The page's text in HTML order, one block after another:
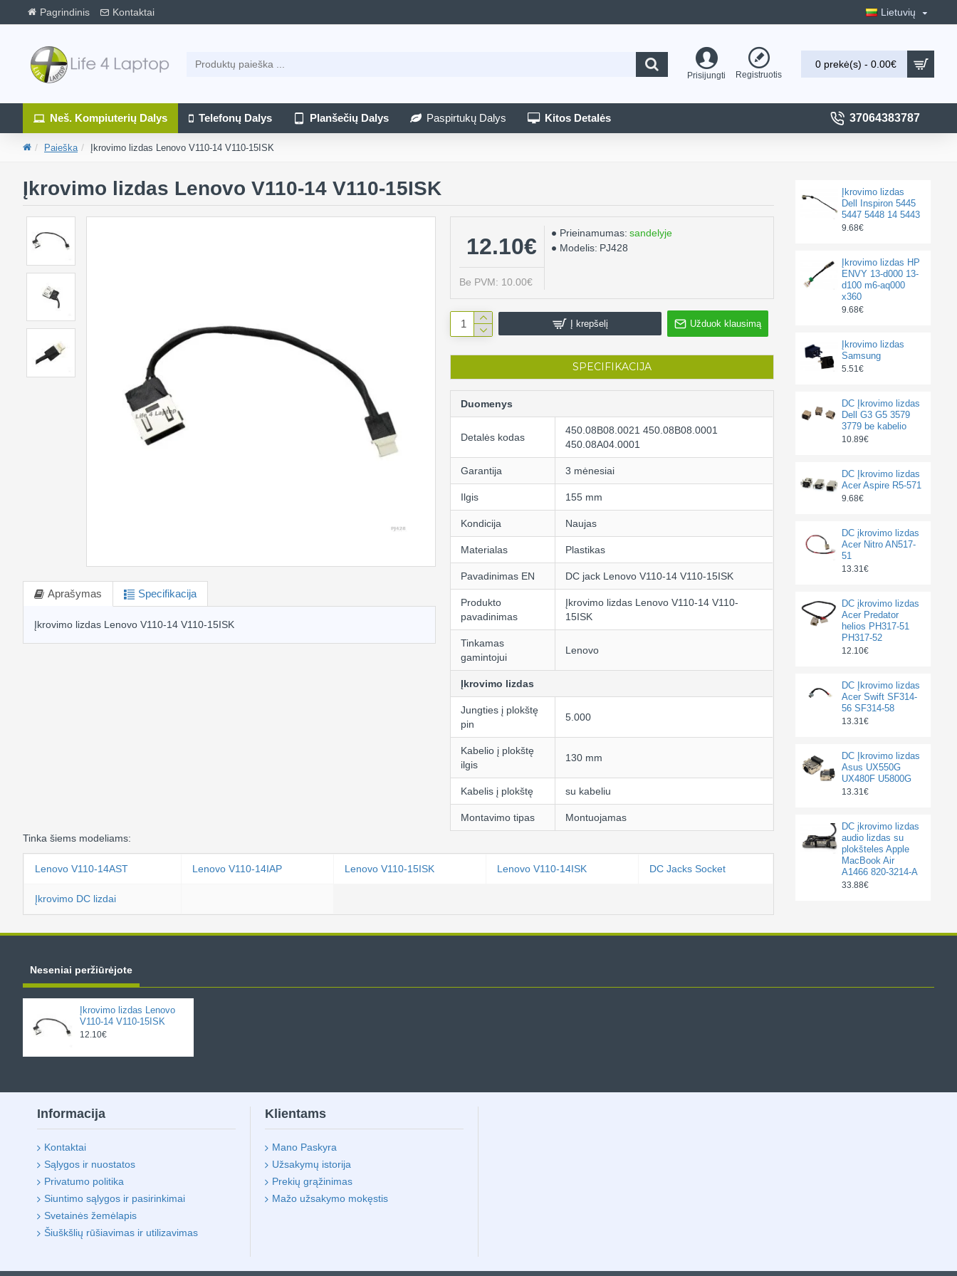
Pagrindinis Kontaktai Lietuvių
Prisijungti Registruotis
0 prekė(s) - 0.00€
Neš. Kompiuterių Dalys Telefonų Dalys Planšečių Dalys Paspirtukų Dalys Kitos Detalės 37064383787
Paieška Įkrovimo lizdas Lenovo V110-14 V110-15ISK
Įkrovimo lizdas Lenovo V110-14 V110-15ISK
Aprašymas Specifikacija
Įkrovimo lizdas Lenovo V110-14 V110-15ISK
12.10€
Be PVM: 10.00€
Prieinamumas: sandelyje
Modelis: PJ428
Į krepšelį Užduok klausimą
SPECIFIKACIJA
Duomenys
Detalės kodas
450.08B08.0021 450.08B08.0001
450.08A04.0001
Garantija 3 mėnesiai
Ilgis 155 mm
Kondicija Naujas
Materialas Plastikas
Pavadinimas EN DC jack Lenovo V110-14 V110-15ISK
Produkto
pavadinimas
Įkrovimo lizdas Lenovo V110-14 V110-
15ISK
Tinkamas
gamintojui
Lenovo
Įkrovimo lizdas
Jungties į plokštę
pin
5.000
Kabelio į plokštę
ilgis
130 mm
Kabelis į plokštę su kabeliu
Montavimo tipas
Montuojamas
Tinka šiems modeliams:
Lenovo V110-14AST Lenovo V110-14IAP Lenovo V110-15ISK Lenovo V110-14ISK DC Jacks Socket
Įkrovimo DC lizdai
Įkrovimo lizdas
Dell Inspiron 5445
5447 5448 14 5443
9.68€
Įkrovimo lizdas HP
ENVY 13-d000 13-
d100 m6-aq000
x360
9.68€
Įkrovimo lizdas
Samsung
5.51€
DC Įkrovimo lizdas
Dell G3 G5 3579
3779 be kabelio
10.89€
DC Įkrovimo lizdas
Acer Aspire R5-571
9.68€
DC įkrovimo lizdas
Acer Nitro AN517-
51
13.31€
DC įkrovimo lizdas
Acer Predator
helios PH317-51
PH317-52
12.10€
DC Įkrovimo lizdas
Acer Swift SF314-
56 SF314-58
13.31€
DC Įkrovimo lizdas
Asus UX550G
UX480F U5800G
13.31€
DC įkrovimo lizdas
audio lizdas su
plokšteles Apple
MacBook Air
A1466 820-3214-A
33.88€
Neseniai peržiūrėjote
Įkrovimo lizdas Lenovo
V110-14 V110-15ISK
12.10€
Informacija
Kontaktai
Sąlygos ir nuostatos
Privatumo politika
Siuntimo sąlygos ir pasirinkimai
Svetainės žemėlapis
Šiuškšlių rūšiavimas ir utilizavimas
Klientams
Mano Paskyra
Užsakymų istorija
Prekių grąžinimas
Mažo užsakymo mokęstis